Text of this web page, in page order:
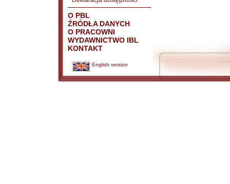
O PBL
ŹRÓDŁA DANYCH
O PRACOWNI
WYDAWNICTWO IBL
KONTAKT
English version